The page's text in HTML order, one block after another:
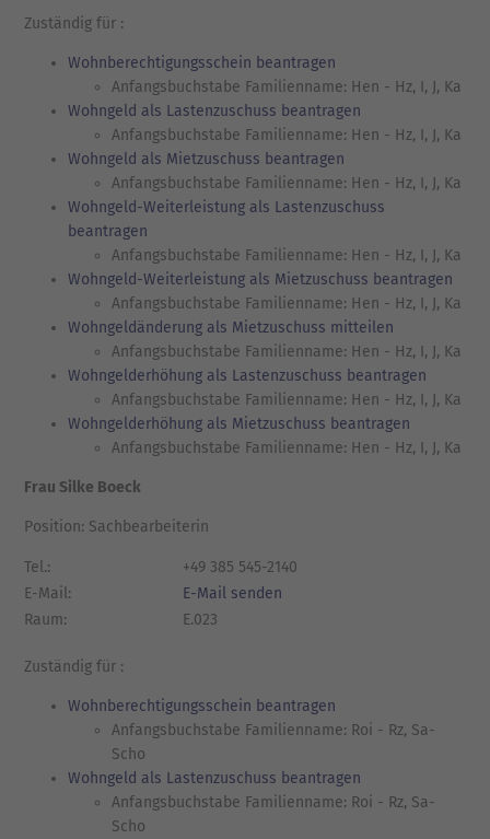
Zuständig für :
Wohnberechtigungsschein beantragen
Anfangsbuchstabe Familienname: Hen - Hz, I, J, Ka
Wohngeld als Lastenzuschuss beantragen
Anfangsbuchstabe Familienname: Hen - Hz, I, J, Ka
Wohngeld als Mietzuschuss beantragen
Anfangsbuchstabe Familienname: Hen - Hz, I, J, Ka
Wohngeld-Weiterleistung als Lastenzuschuss
beantragen
Anfangsbuchstabe Familienname: Hen - Hz, I, J, Ka
Wohngeld-Weiterleistung als Mietzuschuss beantragen
Anfangsbuchstabe Familienname: Hen - Hz, I, J, Ka
Wohngeldänderung als Mietzuschuss mitteilen
Anfangsbuchstabe Familienname: Hen - Hz, I, J, Ka
Wohngelderhöhung als Lastenzuschuss beantragen
Anfangsbuchstabe Familienname: Hen - Hz, I, J, Ka
Wohngelderhöhung als Mietzuschuss beantragen
Anfangsbuchstabe Familienname: Hen - Hz, I, J, Ka
Frau Silke Boeck
Position: Sachbearbeiterin
Tel.:
+49 385 545-2140
E-Mail:
E-Mail senden
Raum:
E.023
Zuständig für :
Wohnberechtigungsschein beantragen
Anfangsbuchstabe Familienname: Roi - Rz, Sa-
Scho
Wohngeld als Lastenzuschuss beantragen
Anfangsbuchstabe Familienname: Roi - Rz, Sa-
Scho